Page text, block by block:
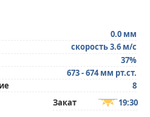
0.0 мм
скорость 3.6 м/с
37%
673 - 674 мм рт.ст.
8
Закат 19:30